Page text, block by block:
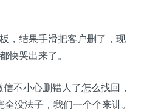
，结果手滑把客户删了，现
快哭出来了。
不小心删错人了怎么找回，
没法子，我们一个个来讲。